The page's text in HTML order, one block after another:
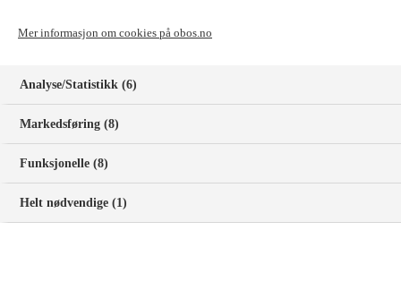
Utskifting av eksisterende dørlås
Dører mobilnøkkel kan brukes på
Mobiltelefoner som støtter mobilnøkkel
Mer informasjon om cookies på obos.no
Analyse/Statistikk (6)
Markedsføring (8)
Funksjonelle (8)
Helt nødvendige (1)